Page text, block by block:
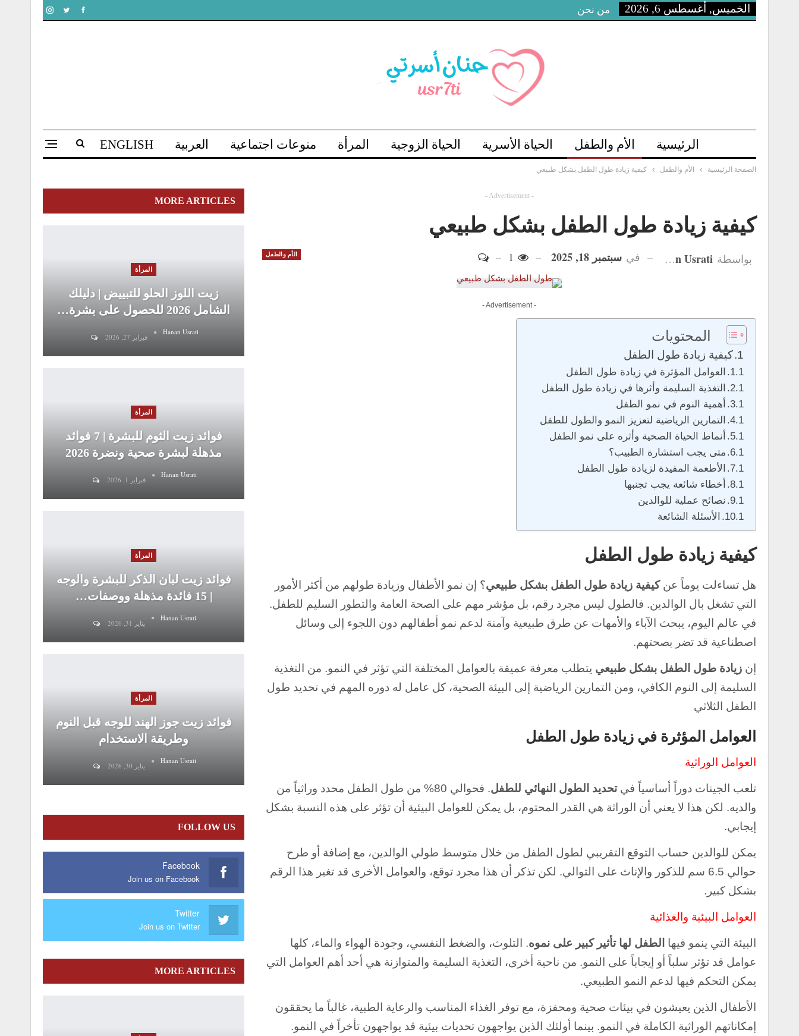
الخميس, أغسطس 6, 2026 من نحن
الرئيسية الأم والطفل الحياة الأسرية الحياة الزوجية المرأة منوعات اجتماعية العربية ENGLISH
الصفحة الرئيسية الأم والطفل كيفية زيادة طول الطفل بشكل طبيعي
- Advertisement -
كيفية زيادة طول الطفل بشكل طبيعي
الأم والطفل بواسطة Hanan Usrati في سبتمبر 18, 2025
- Advertisement -
المحتويات
كيفية زيادة طول الطفل
العوامل المؤثرة في زيادة طول الطفل
التغذية السليمة وأثرها في زيادة طول الطفل
أهمية النوم في نمو الطفل
التمارين الرياضية لتعزيز النمو والطول للطفل
أنماط الحياة الصحية وأثره على نمو الطفل
متى يجب استشارة الطبيب؟
الأطعمة المفيدة لزيادة طول الطفل
أخطاء شائعة يجب تجنبها
نصائح عملية للوالدين
الأسئلة الشائعة
كيفية زيادة طول الطفل
هل تساءلت يوماً عنكيفية زيادة طول الطفل بشكل طبيعي؟ إن نمو الأطفال وزيادة طولهم من أكثر الأمور
التي تشغل بال الوالدين. فالطول ليس مجرد رقم، بل مؤشر مهم على الصحة العامة والتطور السليم للطفل.
في عالم اليوم، يبحث الآباء والأمهات عن طرق طبيعية وآمنة لدعم نمو أطفالهم دون اللجوء إلى وسائل
اصطناعية قد تضر بصحتهم.
إن زيادة طول الطفل بشكل طبيعي يتطلب معرفة عميقة بالعوامل المختلفة التي تؤثر في النمو. من التغذية
السليمة إلى النوم الكافي، ومن التمارين الرياضية إلى البيئة الصحية، كل عامل له دوره المهم في تحديد طول
الطفل الثلاثي
العوامل المؤثرة في زيادة طول الطفل
العوامل الوراثية
تلعب الجينات دوراً أساسياً فيتحديد الطول النهائي للطفل
. فحوالي 80% من طول الطفل محدد وراثياً من
والديه. لكن هذا لا يعني أن الوراثة هي القدر المحتوم، بل يمكن للعوامل البيئية أن تؤثر على هذه النسبة بشكل
إيجابي.
يمكن للوالدين حساب التوقع التقريبي لطول الطفل من خلال متوسط طولي الوالدين، مع إضافة أو طرح
حوالي 6.5 سم للذكور والإناث على التوالي. لكن تذكر أن هذا مجرد توقع، والعوامل الأخرى قد تغير هذا الرقم
بشكل كبير.
العوامل البيئية والغذائية
البيئة التي ينمو فيها الطفل لها تأثير كبير على نموه. التلوث، والضغط النفسي، وجودة الهواء والماء، كلها
عوامل قد تؤثر سلباً أو إيجاباً على النمو. من ناحية أخرى، التغذية السليمة والمتوازنة هي أحد أهم العوامل التي
يمكن التحكم فيها لدعم النمو الطبيعي.
الأطفال الذين يعيشون في بيئات صحية ومحفزة، مع توفر الغذاء المناسب والرعاية الطبية، غالباً ما يحققون
إمكاناتهم الوراثية الكاملة في النمو. بينما أولئك الذين يواجهون تحديات بيئية قد يواجهون تأخراً في النمو.
MORE ARTICLES
المرأة
زيت اللوز الحلو للتبييض | دليلك
الشامل 2026 للحصول على بشرة…
Hanan Usrati
فبراير 27, 2026
المرأة
فوائد زيت الثوم للبشرة | 7 فوائد
مذهلة لبشرة صحية ونضرة 2026
Hanan Usrati
فبراير 1, 2026
المرأة
فوائد زيت لبان الذكر للبشرة والوجه
| 15 فائدة مذهلة ووصفات…
Hanan Usrati
يناير 31, 2026
المرأة
فوائد زيت جوز الهند للوجه قبل النوم
وطريقة الاستخدام
Hanan Usrati
يناير 30, 2026
FOLLOW US
Facebook
Join us on Facebook
Twitter
Join us on Twitter
MORE ARTICLES